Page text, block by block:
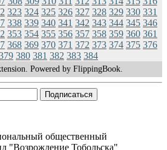
323 324 325 326 327 328 329 330 331
338 339 340 341 342 343 344 345 346
353 354 355 356 357 358 359 360 361
368 369 370 371 372 373 374 375 376
380 381 382 383 384
Powered by FlippingBook.
Подписаться
общественный
"Возрождение Тобольска"